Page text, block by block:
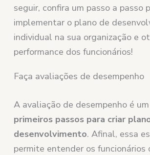
seguir, confira um passo a passo
implementar o plano de
individual na sua organização e
performance dos funcionários!
Faça avaliações de desempenho
A avaliação de desempenho é
primeiros passos para criar
desenvolvimento. Afinal, essa
permite entender os funcionários